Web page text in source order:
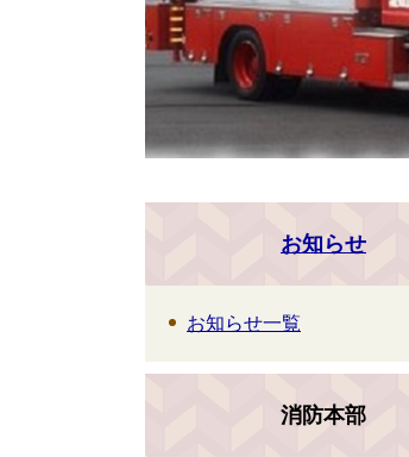
お知らせ
お知らせ一覧
消防本部